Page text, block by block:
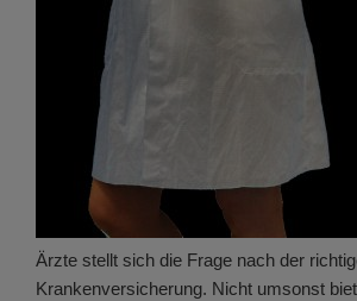
Ärzte stellt sich die Frage nach der
Krankenversicherung. Nicht umsonst